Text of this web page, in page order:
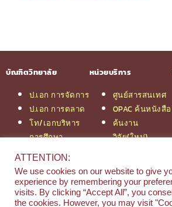
บัณฑิตวิทยาลัย
ป.เอก การจัดการ
ป.เอก การตลาด
โท/เอกบริหาร
การศึกษา
สารสนเทศ
ป.โท จัดการฯ
วิศวกรรม
หน่วยบริการ
ศูนย์สารสนเทศ
OPAC ค้นหนังสือ
ค้นงาน
วิจัย(ใหม่)
ATTENTION:
We use cookies on our website to give
experience by remembering your
visits. By clicking “Accept All”, you
the cookies. However, you may visit